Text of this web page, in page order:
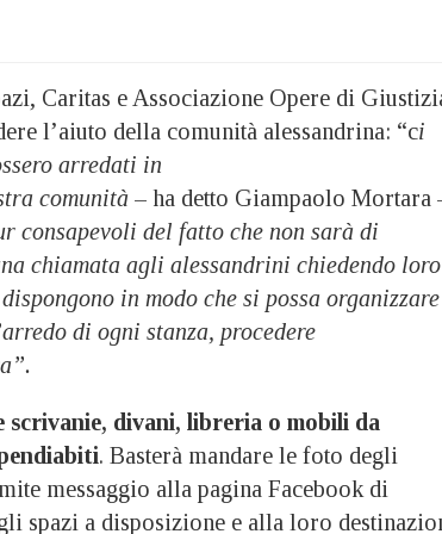
Caritas e Associazione Opere di
l’aiuto della comunità alessandrina: “ci
arredati in
comunità – ha detto Giampaolo Mortara
consapevoli del fatto che non sarà di
chiamata agli alessandrini chiedendo loro
in modo che si possa organizzare
di ogni stanza, procedere
scrivanie, divani, libreria o mobili da
. Basterà mandare le foto degli
messaggio alla pagina Facebook di
spazi a disposizione e alla loro